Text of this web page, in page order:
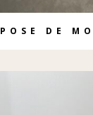
POSE DE